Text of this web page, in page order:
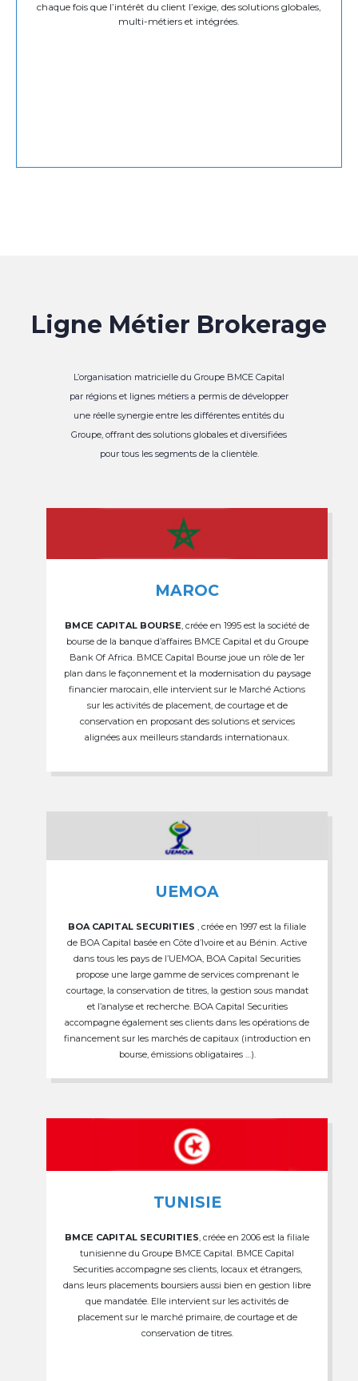
chaque fois que l’intérêt du client l’exige, des solutions globales,
multi-métiers et intégrées.
Ligne Métier Brokerage
L’organisation matricielle du Groupe BMCE Capital
par régions et lignes métiers a permis de développer
une réelle synergie entre les différentes entités du
Groupe, offrant des solutions globales et diversifiées
pour tous les segments de la clientèle.
MAROC
BMCE CAPITAL BOURSE , créée en 1995 est la société de
bourse de la banque d’affaires BMCE Capital et du Groupe
Bank Of Africa. BMCE Capital Bourse joue un rôle de 1er
plan dans le façonnement et la modernisation du paysage
financier marocain, elle intervient sur le Marché Actions
sur les activités de placement, de courtage et de
conservation en proposant des solutions et services
alignées aux meilleurs standards internationaux.
UEMOA
BOA CAPITAL SECURITIES , créée en 1997 est la filiale
de BOA Capital basée en Côte d’Ivoire et au Bénin. Active
dans tous les pays de l’UEMOA, BOA Capital Securities
propose une large gamme de services comprenant le
courtage, la conservation de titres, la gestion sous mandat
et l’analyse et recherche. BOA Capital Securities
accompagne également ses clients dans les opérations de
financement sur les marchés de capitaux (introduction en
bourse, émissions obligataires …).
TUNISIE
BMCE CAPITAL SECURITIES , créée en 2006 est la filiale
tunisienne du Groupe BMCE Capital. BMCE Capital
Securities accompagne ses clients, locaux et étrangers,
dans leurs placements boursiers aussi bien en gestion libre
que mandatée. Elle intervient sur les activités de
placement sur le marché primaire, de courtage et de
conservation de titres.